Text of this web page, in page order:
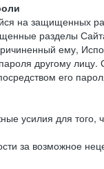
на защищенных
разделы
ему,
другому лицу.
его
усилия для
за возможное